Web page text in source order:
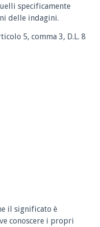
specificamente
delle indagini.
5, comma 3, D.L. 8
il significato è
conoscere i propri